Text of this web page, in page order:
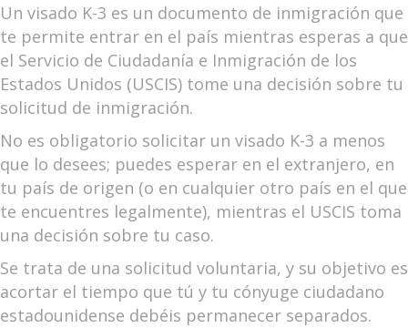
Un visado K-3 es un documento de inmigración que
te permite entrar en el país mientras esperas a que
el Servicio de Ciudadanía e Inmigración de los
Estados Unidos (USCIS) tome una decisión sobre tu
solicitud de inmigración.
No es obligatorio solicitar un visado K-3 a menos
que lo desees; puedes esperar en el extranjero, en
tu país de origen (o en cualquier otro país en el que
te encuentres legalmente), mientras el USCIS toma
una decisión sobre tu caso.
Se trata de una solicitud voluntaria, y su objetivo es
acortar el tiempo que tú y tu cónyuge ciudadano
estadounidense debéis permanecer separados.